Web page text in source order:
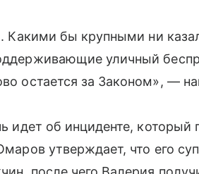
Какими бы крупными ни
уличный
остается за Законом», —
идет об инциденте, который
утверждает, что его